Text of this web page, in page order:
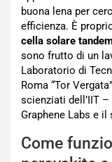
buona lena per
efficienza. È
cella solare
sono frutto di un
Laboratorio di
Roma “Tor
scienziati dell’IIT
Graphene Labs e
Come